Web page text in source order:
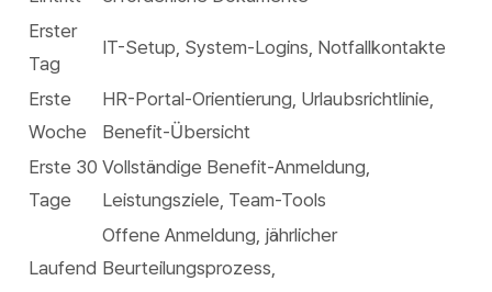
Erster
Tag
IT-Setup, System-Logins, Notfallkontakte
Erste
Woche
HR-Portal-Orientierung, Urlaubsrichtlinie,
Benefit-Übersicht
Erste 30
Tage
Vollständige Benefit-Anmeldung,
Leistungsziele, Team-Tools
Laufend
Offene Anmeldung, jährlicher
Beurteilungsprozess,